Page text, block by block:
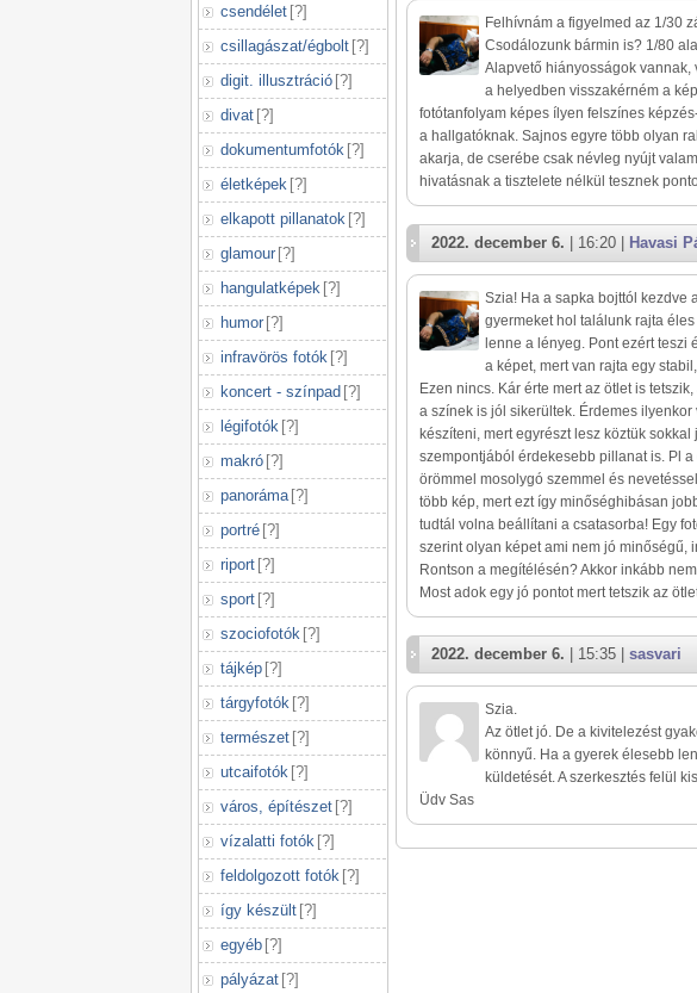
csendélet [?]
csillagászat/égbolt [?]
digit. illusztráció [?]
divat [?]
dokumentumfotók [?]
életképek [?]
elkapott pillanatok [?]
glamour [?]
hangulatképek [?]
humor [?]
infravörös fotók [?]
koncert - színpad [?]
légifotók [?]
makró [?]
panoráma [?]
portré [?]
riport [?]
sport [?]
szociofotók [?]
tájkép [?]
tárgyfotók [?]
természet [?]
utcaifotók [?]
város, építészet [?]
vízalatti fotók [?]
feldolgozott fotók [?]
így készült [?]
egyéb [?]
pályázat [?]
Felhívnám a figyelmed az 1/30
Csodálozunk bármin is? 1/80
Alapvető hiányosságok vannak,
a helyedben visszakérném a
fotótanfolyam képes ílyen felszínes
a hallgatóknak. Sajnos egyre több olyan
akarja, de cserébe csak névleg nyújt
hivatásnak a tisztelete nélkül tesznek
2022. december 6. | 16:20 | Havasi
Szia! Ha a sapka bojttól kezdve
gyermeket hol találunk rajta
lenne a lényeg. Pont ezért teszi
a képet, mert van rajta egy
Ezen nincs. Kár érte mert az ötlet is
a színek is jól sikerültek. Érdemes
készíteni, mert egyrészt lesz köztük
szempontjából érdekesebb pillanat is. Pl
örömmel mosolygó szemmel és
több kép, mert ezt így minőséghibásan
tudtál volna beállítani a csatasorba! Egy
szerint olyan képet ami nem jó minőségű,
Rontson a megítélésén? Akkor inkább
Most adok egy jó pontot mert tetszik az
2022. december 6. | 15:35 | sasvari
Szia.
Az ötlet jó. De a kivitelezést
könnyű. Ha a gyerek élesebb
küldetését. A szerkesztés felül
Üdv Sas